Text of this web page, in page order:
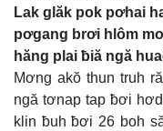
Lak glăk pok pơhai
pơgang brơi hlôm
hăng plai ƀiă ngă
Mơng akŏ thun truh
ngă tơnap tap ƀơi
klin ƀuh ƀơi 26 boh